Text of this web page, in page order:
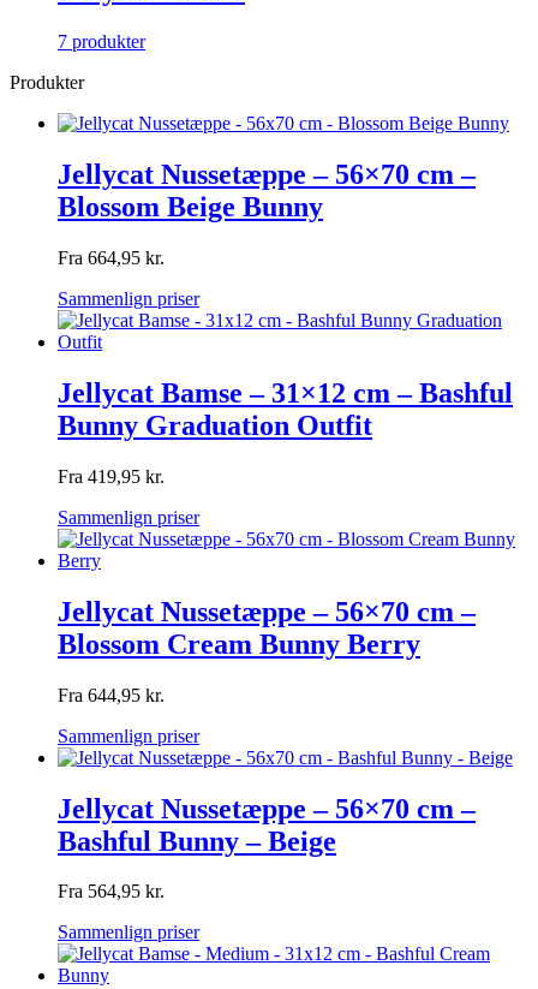
7 produkter
Produkter
Jellycat Nussetæppe – 56×70 cm –
Blossom Beige Bunny
Fra 664,95 kr.
Sammenlign priser
Jellycat Bamse – 31×12 cm – Bashful
Bunny Graduation Outfit
Fra 419,95 kr.
Sammenlign priser
Jellycat Nussetæppe – 56×70 cm –
Blossom Cream Bunny Berry
Fra 644,95 kr.
Sammenlign priser
Jellycat Nussetæppe – 56×70 cm –
Bashful Bunny – Beige
Fra 564,95 kr.
Sammenlign priser